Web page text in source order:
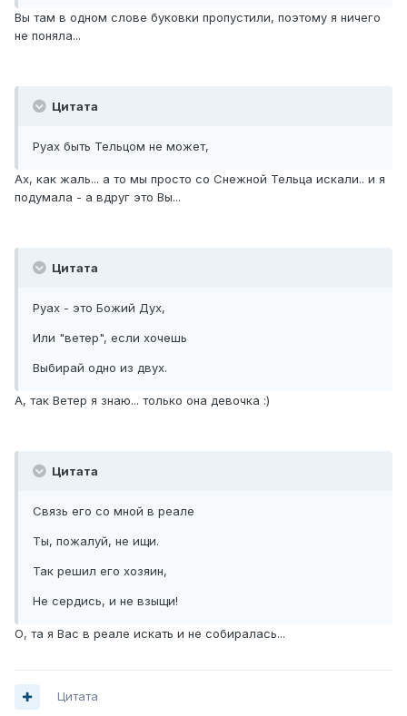
Вы там в одном слове буковки пропустили, поэтому я ничего
не поняла...
Цитата
Руах быть Тельцом не может,
Ах, как жаль... а то мы просто со Снежной Тельца искали.. и я
подумала - а вдруг это Вы...
Цитата
Руах - это Божий Дух,
Или "ветер", если хочешь
Выбирай одно из двух.
А, так Ветер я знаю... только она девочка :)
Цитата
Связь его со мной в реале
Ты, пожалуй, не ищи.
Так решил его хозяин,
Не сердись, и не взыщи!
О, та я Вас в реале искать и не собиралась...
Цитата